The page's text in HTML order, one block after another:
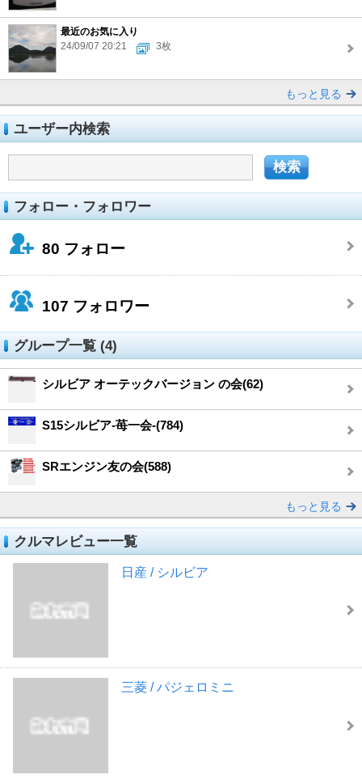
最近のお気に入り
24/09/07 20:21
3枚
もっと見る
ユーザー内検索
フォロー・フォロワー
80 フォロー
107 フォロワー
グループ一覧 (4)
シルビア オーテックバージョン の会(62)
S15シルビア-苺一会-(784)
SRエンジン友の会(588)
もっと見る
クルマレビュー一覧
日産 / シルビア
三菱 / パジェロミニ